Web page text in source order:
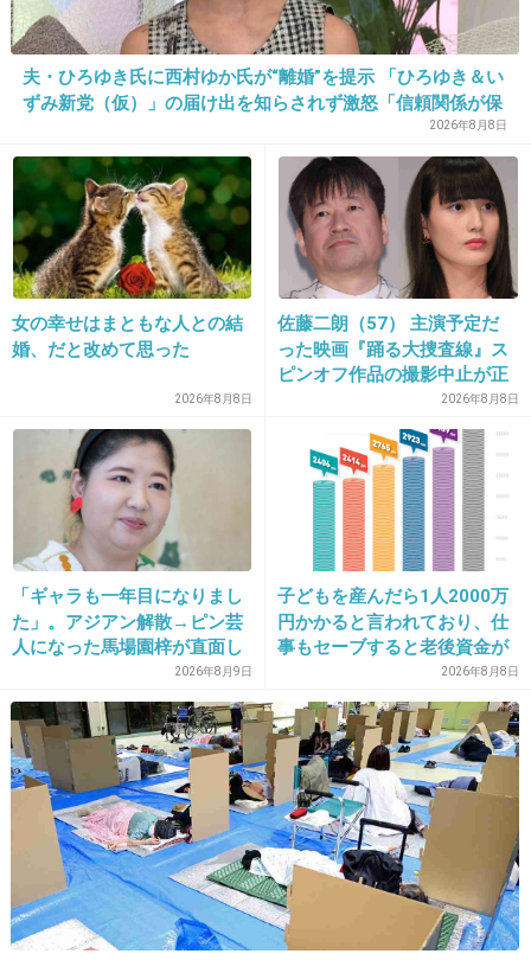
私、保険とかネットワークビジネスとか、すぐ勧誘される
のよね。いつも上手な断り方を考えてばかり。もう誰にも
勧誘されたくない！
-0
27. 匿名 2026/07/08(水) 11:59:42
>>1
言葉は選ぶけど、正直に伝えるかな。
昔の話だけど、スキルアップが望める部署に移動を打診さ
れて「今の仕事が好きなので、すみません。でもお気持ち
はとても嬉しいです。これからもよろしくお願いします」
と返事をしました。
その後結婚して転職して、その仕事も経験したけど、やは
り向いてなくて、今は好きな仕事に戻ってます。
仕事だから言えたけど、プライベートで言われると断りに
くいかも。
それでも、なるべく自分の気持ちに正直に、返事をしたい
と思ってる。
+2 -0
28. 匿名 2026/07/08(水) 12:01:19
>>23
横だけど、最初は丁寧に。
次からは機会的にお断り定形文で良いような。
何度でも何度でも、お断りはお断りよ。
+4
夫・ひろゆき氏に西村ゆか氏が“離婚”を提示 「ひろゆき＆い
ずみ新党（仮）」の届け出を知らされず激怒「信頼関係が保
2026年8月8日
女の幸せはまともな人との結
婚、だと改めて思った
2026年8月8日
佐藤二朗（57） 主演予定だ
った映画『踊る大捜査線』ス
ピンオフ作品の撮影中止が正
2026年8月8日
「ギャラも一年目になりまし
た」。アジアン解散→ピン芸
人になった馬場園梓が直面し
た現実、そして携える芸人と
しての矜持
2026年8月9日
子どもを産んだら1人2000万
円かかると言われており、仕
事もセーブすると老後資金が
貯められない…一方、子育て
していない人は潤沢な資金で
悠々老後だと歪んでいるので
は？→様々な意見
2026年8月8日